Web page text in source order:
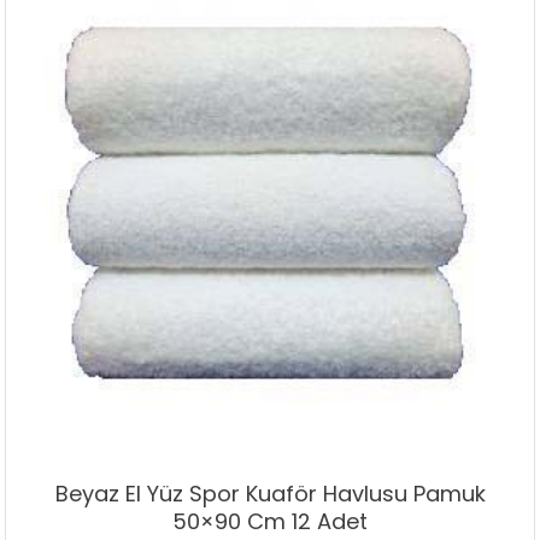
Beyaz El Yüz Spor Kuaför Havlusu Pamuk
50×90 Cm 12 Adet